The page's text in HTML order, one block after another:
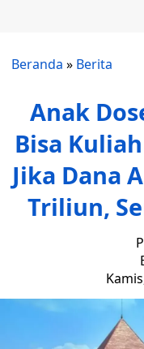
Beranda » Berita
Anak
Bisa
Jika Dana
Triliun,